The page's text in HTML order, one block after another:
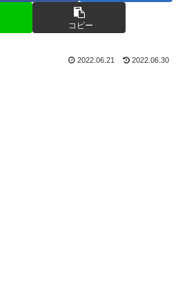
コピー
2022.06.21 2022.06.30